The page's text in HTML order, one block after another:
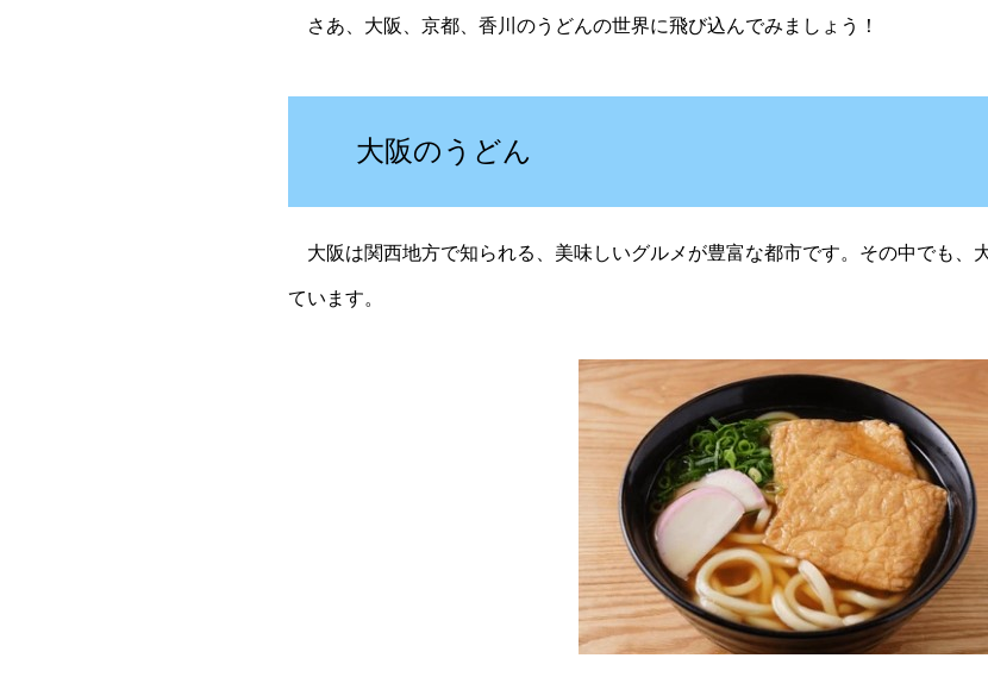
さあ、大阪、京都、香川のうどんの世界に飛び込んでみましょう！
大阪のうどん
大阪は関西地方で知られる、美味しいグルメが豊富な都市です。その中でも、
ています。